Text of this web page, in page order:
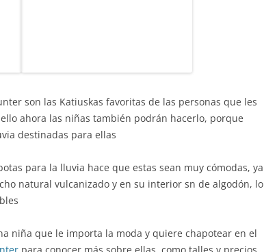
son las Katiuskas favoritas de las personas que les
ahora las niñas también podrán hacerlo, porque
destinadas para ellas
para la lluvia hace que estas sean muy cómodas, ya
natural vulcanizado y en su interior sn de algodón, lo
niña que le importa la moda y quiere chapotear en el